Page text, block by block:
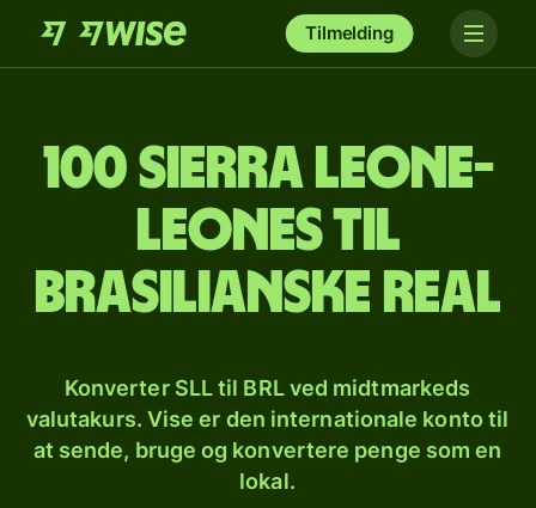
Tilmelding
100 sierra leone-
leones til
brasilianske real
Konverter SLL til BRL ved midtmarkeds
valutakurs. Vise er den internationale konto til
at sende, bruge og konvertere penge som en
lokal.